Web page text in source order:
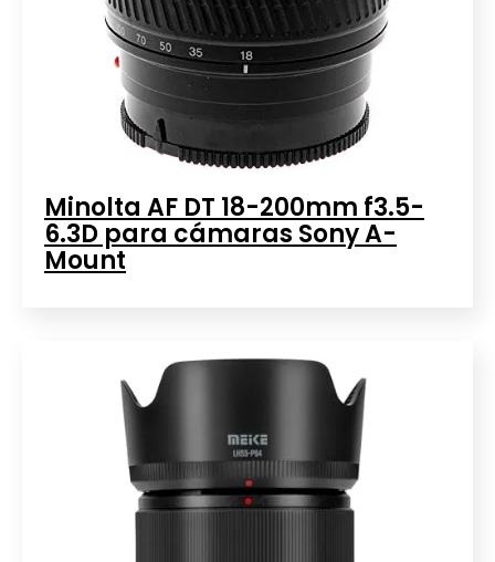
Minolta AF DT 18-200mm f3.5-
6.3D para cámaras Sony A-
Mount